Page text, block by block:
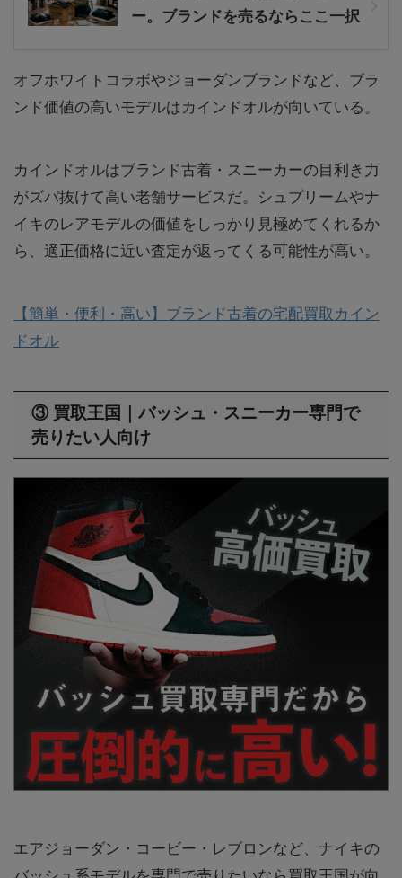
ー。ブランドを売るならここ一択
オフホワイトコラボやジョーダンブランドなど、ブラ
ンド価値の高いモデルはカインドオルが向いている。
カインドオルはブランド古着・スニーカーの目利き力
がズバ抜けて高い老舗サービスだ。シュプリームやナ
イキのレアモデルの価値をしっかり見極めてくれるか
ら、適正価格に近い査定が返ってくる可能性が高い。
【簡単・便利・高い】ブランド古着の宅配買取カイン
ドオル
③ 買取王国｜バッシュ・スニーカー専門で
売りたい人向け
エアジョーダン・コービー・レブロンなど、ナイキの